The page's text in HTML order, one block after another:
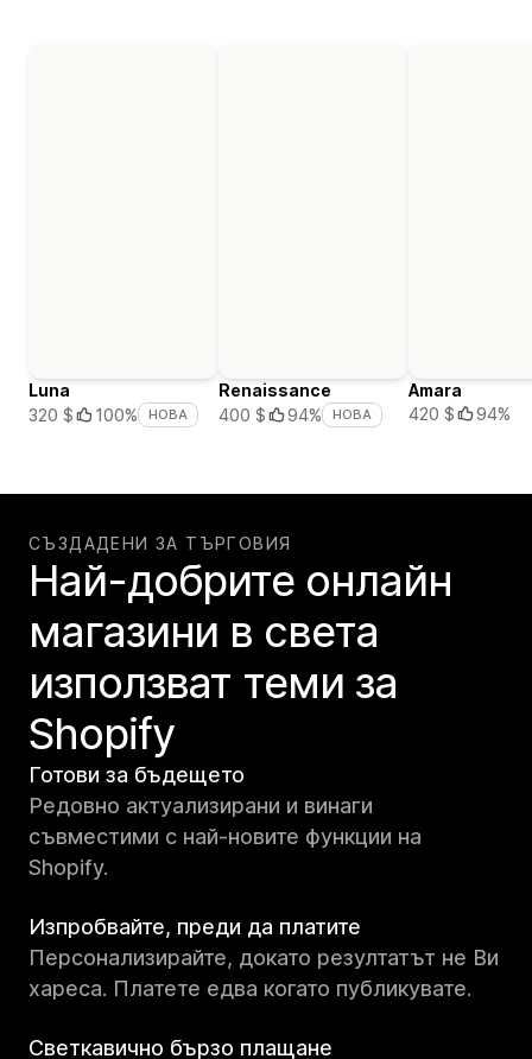
Luna
320 $
100% НОВА
Renaissance
400 $
94% НОВА
Amara
420 $
94%
СЪЗДАДЕНИ ЗА ТЪРГОВИЯ
Най-добрите онлайн
магазини в света
използват теми за
Shopify
Готови за бъдещето
Редовно актуализирани и винаги
съвместими с най-новите функции на
Shopify.
Изпробвайте, преди да платите
Персонализирайте, докато резултатът не Ви
хареса. Платете едва когато публикувате.
Светкавично бързо плащане